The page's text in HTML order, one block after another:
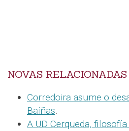
NOVAS RELACIONADAS
Corredoira asume o
Baíñas.
A UD Cerqueda,